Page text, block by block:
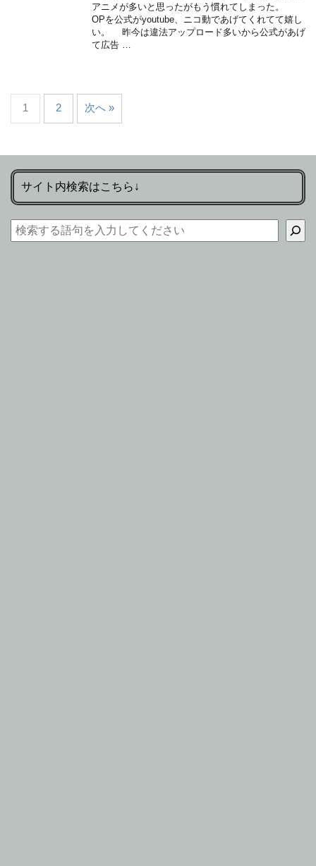
アニメが多いと思ったがもう慣れてしまった。
OPを公式がyoutube、ニコ動であげてくれてて嬉し
い。 昨今は違法アップロード多いから公式があげ
て広告 …
1 2 次へ »
サイト内検索はこちら↓
検索